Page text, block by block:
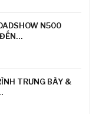
N500
ĐẾN…
TRƯNG BÀY &